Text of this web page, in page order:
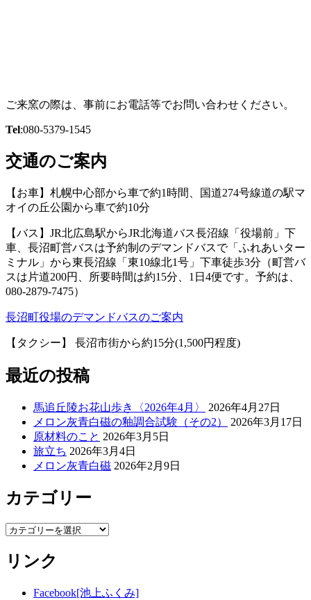
ご来窯の際は、事前にお電話等でお問い合わせください。
Tel:080-5379-1545
交通のご案内
【お車】札幌中心部から車で約1時間、国道274号線道の駅マ
オイの丘公園から車で約10分
【バス】JR北広島駅からJR北海道バス長沼線「役場前」下
車、長沼町営バスは予約制のデマンドバスで「ふれあいター
ミナル」から東長沼線「東10線北1号」下車徒歩3分（町営バ
スは片道200円、所要時間は約15分、1日4便です。予約は、
080-2879-7475）
長沼町役場のデマンドバスのご案内
【タクシー】 長沼市街から約15分(1,500円程度)
最近の投稿
馬追丘陵お花山歩き〈2026年4月〉
2026年4月27日
メロン灰青白磁の釉調合試験（その2）
2026年3月17日
原材料のこと 2026年3月5日
旅立ち 2026年3月4日
メロン灰青白磁 2026年2月9日
カテゴリー
カ
ゴ
リ
リンク
Facebook[池上ふくみ]